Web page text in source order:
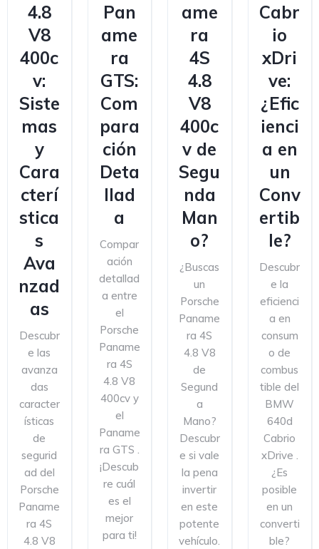
4.8
V8
400c
v:
Siste
mas
y
Cara
cterí
stica
s
Ava
nzad
as
Descubr
e las
avanza
das
caracter
ísticas
de
segurid
ad del
Porsche
Paname
ra 4S
4.8 V8
Pan
ame
ra
GTS:
Com
para
ción
Deta
llad
a
Compar
ación
detallad
a entre
el
Porsche
Paname
ra 4S
4.8 V8
400cv y
el
Paname
ra GTS .
¡Descub
re cuál
es el
mejor
para ti!
ame
ra
4S
4.8
V8
400c
v de
Segu
nda
Man
o?
¿Buscas
un
Porsche
Paname
ra 4S
4.8 V8
de
Segund
a
Mano?
Descubr
e si vale
la pena
invertir
en este
potente
vehículo.
Cabr
io
xDri
ve:
¿Efic
ienci
a en
un
Conv
ertib
le?
Descubr
e la
eficienci
a en
consum
o de
combus
tible del
BMW
640d
Cabrio
xDrive .
¿Es
posible
en un
converti
ble?